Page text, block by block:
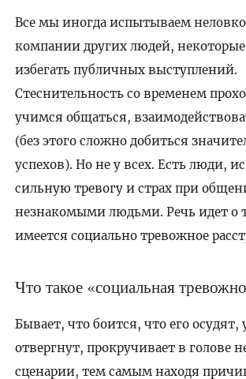
Все мы иногда испытываем
компании других людей, некоторые
избегать публичных выступлений.
Стеснительность со временем
учимся общаться,
(без этого сложно добиться
успехов). Но не у всех. Есть люди,
сильную тревогу и страх при
незнакомыми людьми. Речь идет о
имеется социально тревожное
Что такое «социальная
Бывает, что боится, что его осудят,
отвергнут, прокручивает в голове
сценарии, тем самым находя